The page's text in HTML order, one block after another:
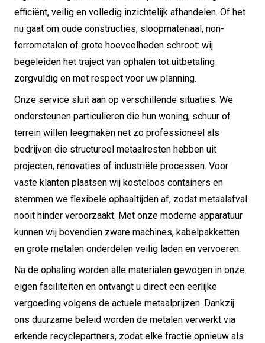
efficiënt, veilig en volledig inzichtelijk afhandelen. Of het
nu gaat om oude constructies, sloopmateriaal, non-
ferrometalen of grote hoeveelheden schroot: wij
begeleiden het traject van ophalen tot uitbetaling
zorgvuldig en met respect voor uw planning.
Onze service sluit aan op verschillende situaties. We
ondersteunen particulieren die hun woning, schuur of
terrein willen leegmaken net zo professioneel als
bedrijven die structureel metaalresten hebben uit
projecten, renovaties of industriële processen. Voor
vaste klanten plaatsen wij kosteloos containers en
stemmen we flexibele ophaaltijden af, zodat metaalafval
nooit hinder veroorzaakt. Met onze moderne apparatuur
kunnen wij bovendien zware machines, kabelpakketten
en grote metalen onderdelen veilig laden en vervoeren.
Na de ophaling worden alle materialen gewogen in onze
eigen faciliteiten en ontvangt u direct een eerlijke
vergoeding volgens de actuele metaalprijzen. Dankzij
ons duurzame beleid worden de metalen verwerkt via
erkende recyclepartners, zodat elke fractie opnieuw als